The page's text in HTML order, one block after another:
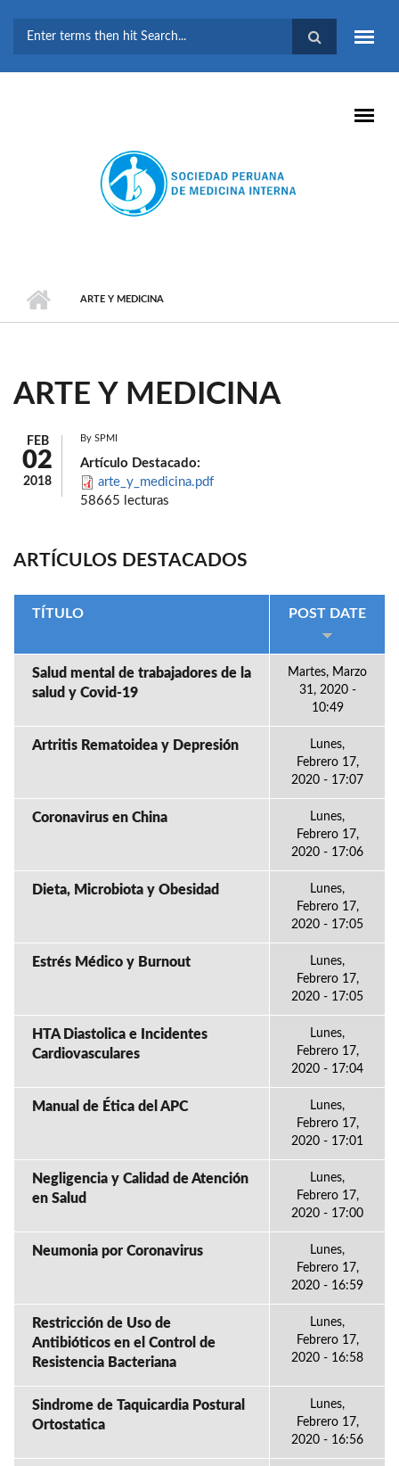
BÚSQUEDA
ARTE Y MEDICINA
ARTE Y MEDICINA
FEB
02
2018
By SPMI
Artículo Destacado:
arte_y_medicina.pdf
58665 lecturas
ARTÍCULOS DESTACADOS
TÍTULO POST DATE
Salud mental de trabajadores de la
salud y Covid-19
Martes, Marzo
31, 2020 -
10:49
Artritis Rematoidea y Depresión
Lunes,
Febrero 17,
2020 - 17:07
Coronavirus en China
Lunes,
Febrero 17,
2020 - 17:06
Dieta, Microbiota y Obesidad
Lunes,
Febrero 17,
2020 - 17:05
Estrés Médico y Burnout
Lunes,
Febrero 17,
2020 - 17:05
HTA Diastolica e Incidentes
Cardiovasculares
Lunes,
Febrero 17,
2020 - 17:04
Manual de Ética del APC
Lunes,
Febrero 17,
2020 - 17:01
Negligencia y Calidad de Atención
en Salud
Lunes,
Febrero 17,
2020 - 17:00
Neumonia por Coronavirus
Lunes,
Febrero 17,
2020 - 16:59
Restricción de Uso de
Antibióticos en el Control de
Resistencia Bacteriana
Lunes,
Febrero 17,
2020 - 16:58
Sindrome de Taquicardia Postural
Ortostatica
Lunes,
Febrero 17,
2020 - 16:56